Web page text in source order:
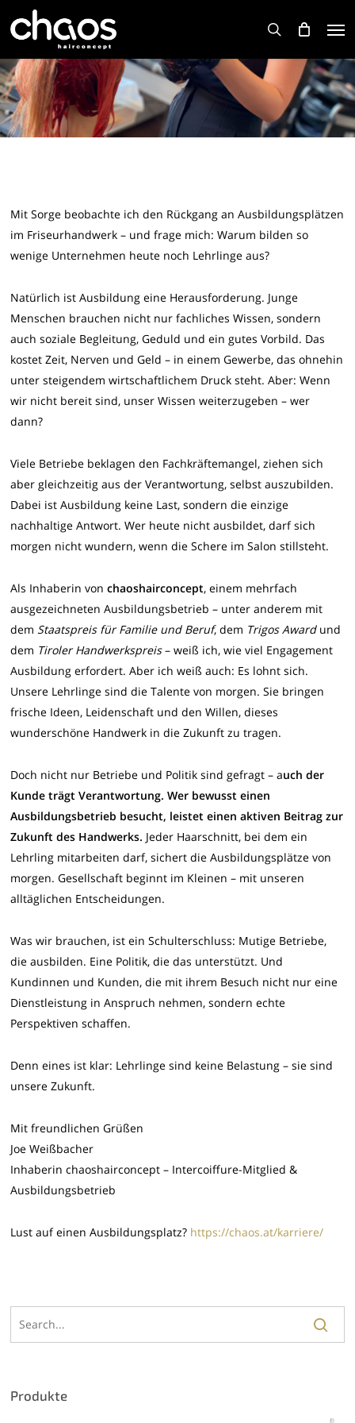
content
search
Mit Sorge beobachte ich den Rückgang an Ausbildungsplätzen
im Friseurhandwerk – und frage mich: Warum bilden so
wenige Unternehmen heute noch Lehrlinge aus?
Natürlich ist Ausbildung eine Herausforderung. Junge
Menschen brauchen nicht nur fachliches Wissen, sondern
auch soziale Begleitung, Geduld und ein gutes Vorbild. Das
kostet Zeit, Nerven und Geld – in einem Gewerbe, das ohnehin
unter steigendem wirtschaftlichem Druck steht. Aber: Wenn
wir nicht bereit sind, unser Wissen weiterzugeben – wer
dann?
Viele Betriebe beklagen den Fachkräftemangel, ziehen sich
aber gleichzeitig aus der Verantwortung, selbst auszubilden.
Dabei ist Ausbildung keine Last, sondern die einzige
nachhaltige Antwort. Wer heute nicht ausbildet, darf sich
morgen nicht wundern, wenn die Schere im Salon stillsteht.
Als Inhaberin vonchaoshairconcept, einem mehrfach
ausgezeichneten Ausbildungsbetrieb – unter anderem mit
dem Staatspreis für Familie und Beruf, dem Trigos Awardund
dem Tiroler Handwerkspreis– weiß ich, wie viel Engagement
Ausbildung erfordert. Aber ich weiß auch: Es lohnt sich.
Unsere Lehrlinge sind die Talente von morgen. Sie bringen
frische Ideen, Leidenschaft und den Willen, dieses
wunderschöne Handwerk in die Zukunft zu tragen.
Doch nicht nur Betriebe und Politik sind gefragt – auch der
Kunde trägt Verantwortung. Wer bewusst einen
Ausbildungsbetrieb besucht, leistet einen aktiven Beitrag zur
Zukunft des Handwerks. Jeder Haarschnitt, bei dem ein
Lehrling mitarbeiten darf, sichert die Ausbildungsplätze von
morgen. Gesellschaft beginnt im Kleinen – mit unseren
alltäglichen Entscheidungen.
Was wir brauchen, ist ein Schulterschluss: Mutige Betriebe,
die ausbilden. Eine Politik, die das unterstützt. Und
Kundinnen und Kunden, die mit ihrem Besuch nicht nur eine
Dienstleistung in Anspruch nehmen, sondern echte
Perspektiven schaffen.
Denn eines ist klar: Lehrlinge sind keine Belastung – sie sind
unsere Zukunft.
Mit freundlichen Grüßen
Joe Weißbacher
Inhaberin chaoshairconcept – Intercoiffure-Mitglied &
Ausbildungsbetrieb
Lust auf einen Ausbildungsplatz? https://chaos.at/karriere/
Produkte